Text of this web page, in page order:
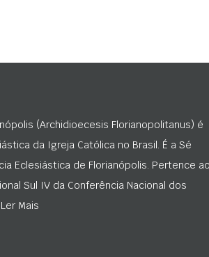
(Archidioecesis Florianopolitanus) é
da Igreja Católica no Brasil. É a Sé
Eclesiástica de Florianópolis. Pertence ao
Sul IV da Conferência Nacional dos
Mais